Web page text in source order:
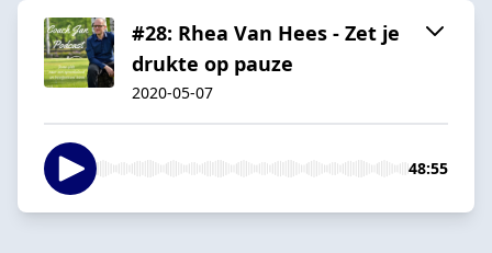
#28: Rhea Van Hees - Zet je
drukte op pauze
2020-05-07
48:55